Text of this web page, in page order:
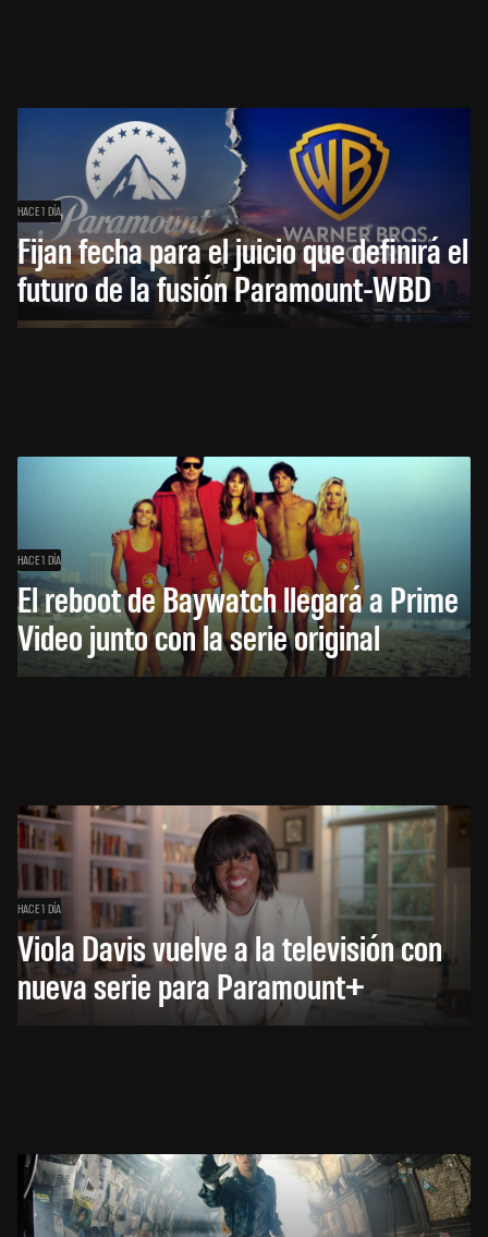
HACE 1 DÍA
Fijan fecha para el juicio que definirá el
futuro de la fusión Paramount-WBD
HACE 1 DÍA
El reboot de Baywatch llegará a Prime
Video junto con la serie original
HACE 1 DÍA
Viola Davis vuelve a la televisión con
nueva serie para Paramount+